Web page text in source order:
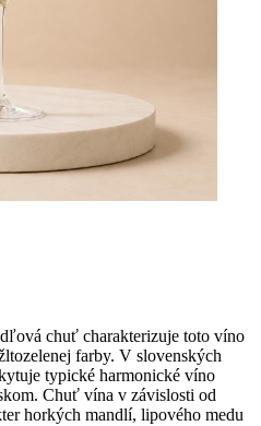
chuť charakterizuje toto víno
farby. V slovenských
typické harmonické víno
Chuť vína v závislosti od
horkých mandlí, lipového medu